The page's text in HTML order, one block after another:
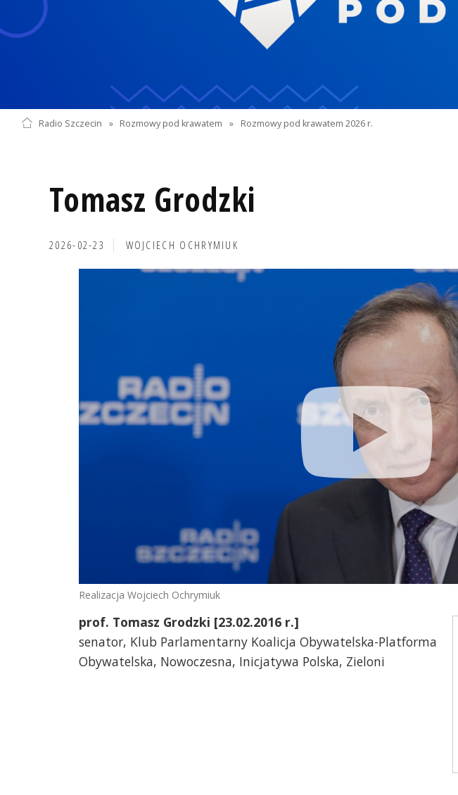
Radio Szczecin » Rozmowy pod krawatem » Rozmowy pod krawatem 2026 r.
Tomasz Grodzki
2026-02-23 WOJCIECH OCHRYMIUK
Realizacja Wojciech Ochrymiuk
prof. Tomasz Grodzki [23.02.2016 r.]
senator, Klub Parlamentarny Koalicja Obywatelska-Platforma
Obywatelska, Nowoczesna, Inicjatywa Polska, Zieloni